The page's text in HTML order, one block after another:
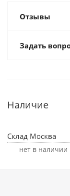
Отзывы
Задать
Наличие
Склад Москва
Нет в наличии